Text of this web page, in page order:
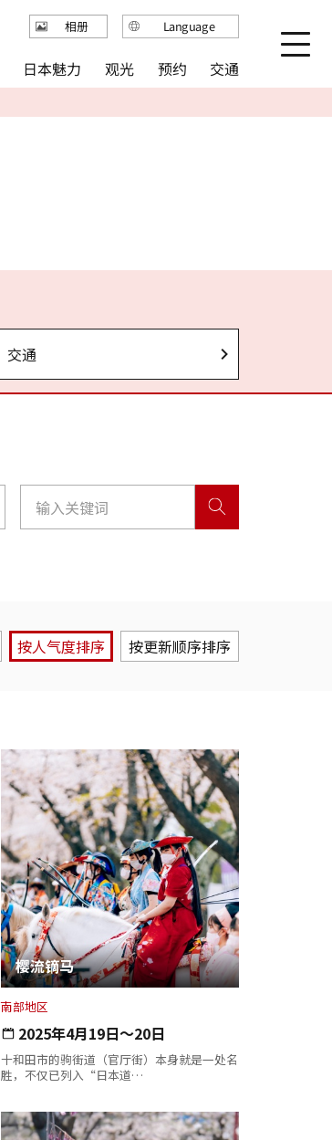
交通
按人气度排序 按更新顺序排序
樱流镝马
南部地区
2025年4月19日～20日
十和田市的驹街道（官厅街）本身就是一处名
胜，不仅已列入“日本道…
日本魅力 观光 预约 交通
相册 Language
English
简体中文